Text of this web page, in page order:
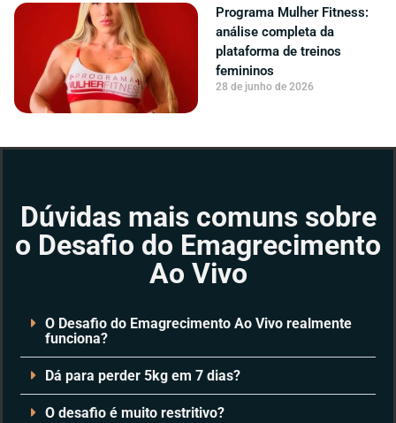
Programa Mulher Fitness:
análise completa da
plataforma de treinos
femininos
28 de junho de 2026
Dúvidas mais comuns sobre
o Desafio do Emagrecimento
Ao Vivo
O Desafio do Emagrecimento Ao Vivo realmente
funciona?
Dá para perder 5kg em 7 dias?
O desafio é muito restritivo?